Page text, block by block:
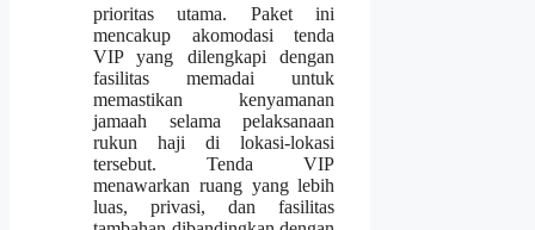
prioritas utama. Paket ini
mencakup akomodasi tenda
VIP yang dilengkapi dengan
fasilitas memadai untuk
memastikan kenyamanan
jamaah selama pelaksanaan
rukun haji di lokasi-lokasi
tersebut. Tenda VIP
menawarkan ruang yang lebih
luas, privasi, dan fasilitas